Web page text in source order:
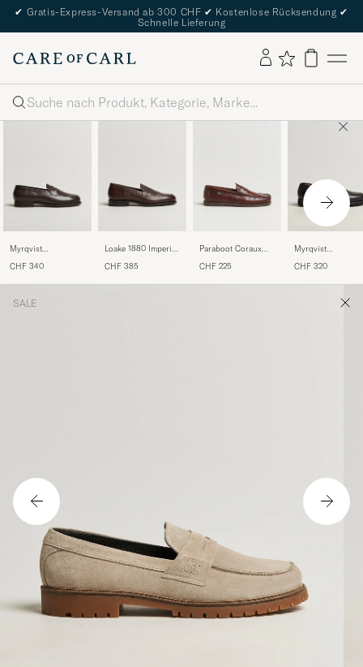
✔ Gratis-Express-Versand ab 300 CHF ✔ Kostenlose Rücksendung ✔
Schnelle Lieferung
Suche
Myrqvist
Loafer Dark Brown
Calf
CHF 340
Loake 1880 Imperial
Loafer Dark Brown
CHF 385
Paraboot Coraux
CHF 225
Myrqvist
Vibram Loafer
Grained Calf
CHF 320
SALE